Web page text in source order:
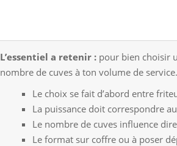
L’essentiel a retenir : pour bien choisir
nombre de cuves à ton volume de service.
Le choix se fait d’abord entre
La puissance doit correspondre
Le nombre de cuves influence
Le format sur coffre ou à poser